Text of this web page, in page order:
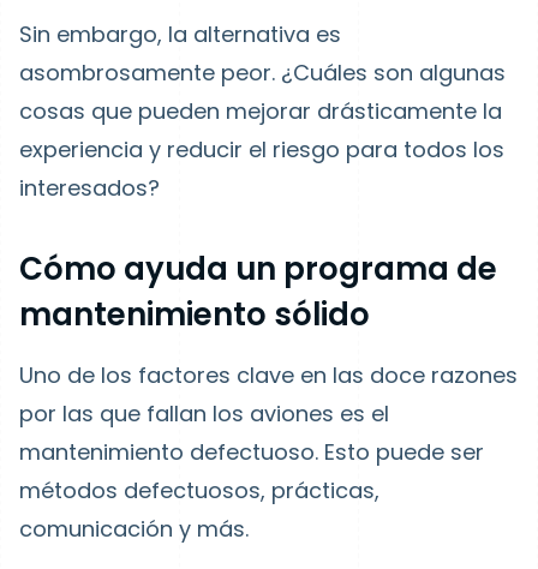
Sin embargo, la alternativa es
asombrosamente peor. ¿Cuáles son algunas
cosas que pueden mejorar drásticamente la
experiencia y reducir el riesgo para todos los
interesados?
Cómo ayuda un programa de
mantenimiento sólido
Uno de los factores clave en las doce razones
por las que fallan los aviones es el
mantenimiento defectuoso. Esto puede ser
métodos defectuosos, prácticas,
comunicación y más.